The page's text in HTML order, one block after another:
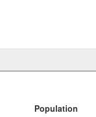
Population